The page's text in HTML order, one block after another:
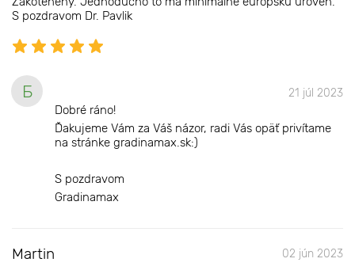
S pozdravom Dr. Pavlik
Б 21 júl 2023
Dobré ráno!
Ďakujeme Vám za Váš názor, radi Vás opäť privítame
na stránke gradinamax.sk:)
S pozdravom
Gradinamax
Martin 02 jún 2023